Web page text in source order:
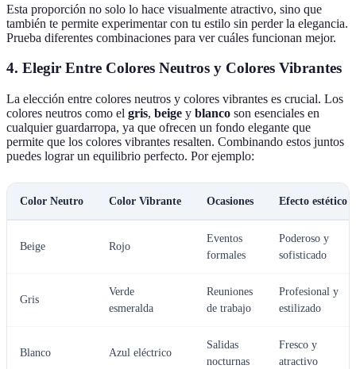
Esta proporción no solo lo hace visualmente atractivo, sino que
también te permite experimentar con tu estilo sin perder la elegancia.
Prueba diferentes combinaciones para ver cuáles funcionan mejor.
4. Elegir Entre Colores Neutros y Colores Vibrantes
La elección entre colores neutros y colores vibrantes es crucial. Los
colores neutros como el gris, beige y blanco son esenciales en
cualquier guardarropa, ya que ofrecen un fondo elegante que
permite que los colores vibrantes resalten. Combinando estos juntos
puedes lograr un equilibrio perfecto. Por ejemplo:
Color Neutro Color Vibrante Ocasiones Efecto estético
Beige Rojo
Eventos
formales
Poderoso y
sofisticado
Gris
Verde
esmeralda
Reuniones
de trabajo
Profesional y
estilizado
Blanco Azul eléctrico
Salidas
nocturnas
Fresco y
atractivo